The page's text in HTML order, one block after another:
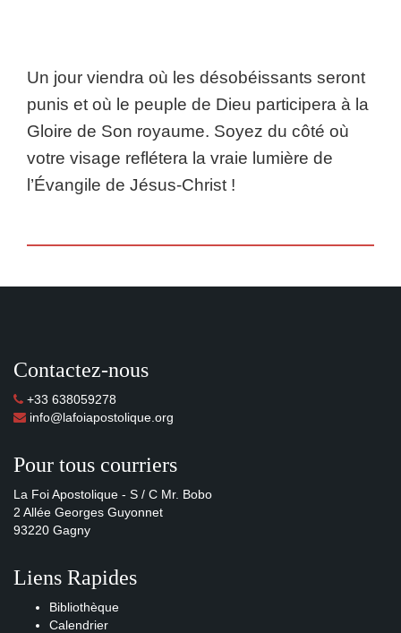
Un jour viendra où les désobéissants seront
punis et où le peuple de Dieu participera à la
Gloire de Son royaume. Soyez du côté où
votre visage reflétera la vraie lumière de
l’Évangile de Jésus-Christ !
Contactez-nous
+33 638059278
info@lafoiapostolique.org
Pour tous courriers
La Foi Apostolique - S / C Mr. Bobo
2 Allée Georges Guyonnet
93220 Gagny
Liens Rapides
Bibliothèque
Calendrier